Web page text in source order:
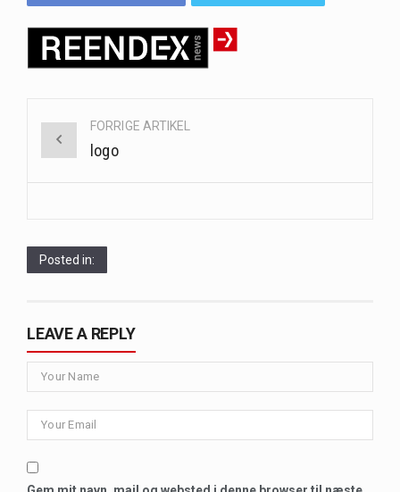
Massagestole er ikke længere forbeholdt luksuriøse spaer og wellnesscentre - de er nu tilgængelige til…
navigationFORRIGE ARTIKEL
logo
Posted in:
LEAVE A REPLY